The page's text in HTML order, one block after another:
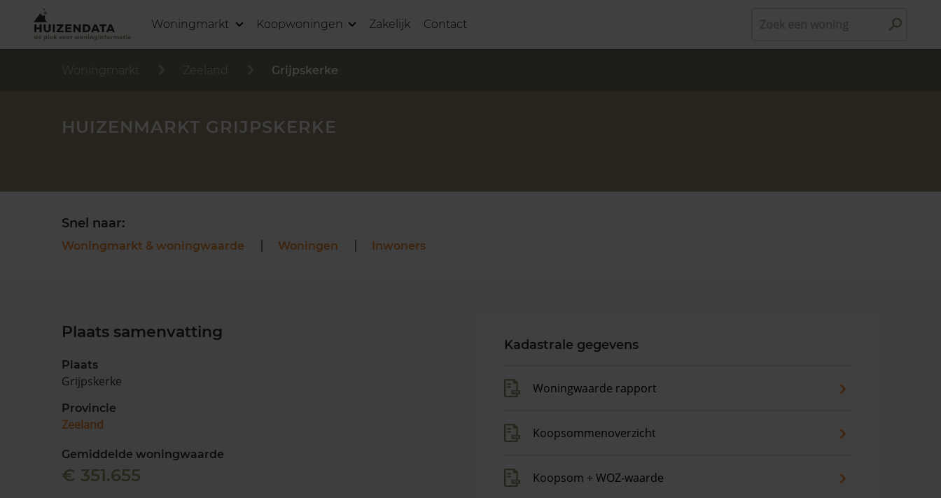
Woningmarkt Koopwoningen Zakelijk Contact
Woningmarkt Zeeland Grijpskerke
HUIZENMARKT GRIJPSKERKE
Snel naar:
Woningmarkt & woningwaarde Woningen Inwoners
Plaats samenvatting
Plaats
Grijpskerke
Provincie
Zeeland
Gemiddelde woningwaarde
€ 351.655
Kadastrale gegevens
Woningwaarde rapport
Koopsommenoverzicht
Koopsom + WOZ-waarde